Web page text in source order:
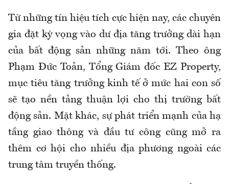
Từ những tín hiệu tích cực hiện nay, các chuyên
gia đặt kỳ vọng vào dư địa tăng trưởng dài hạn
của bất động sản những năm tới. Theo ông
Phạm Đức Toản, Tổng Giám đốc EZ Property,
mục tiêu tăng trưởng kinh tế ở mức hai con số
sẽ tạo nền tảng thuận lợi cho thị trường bất
động sản. Mặt khác, sự phát triển mạnh của hạ
tầng giao thông và đầu tư công cũng mở ra
thêm cơ hội cho nhiều địa phương ngoài các
trung tâm truyền thống.